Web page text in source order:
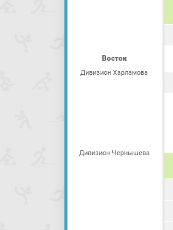
Восток
Дивизион Харламова
Дивизион Чернышева